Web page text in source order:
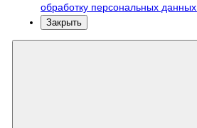
обработку персональных данных.
Закрыть